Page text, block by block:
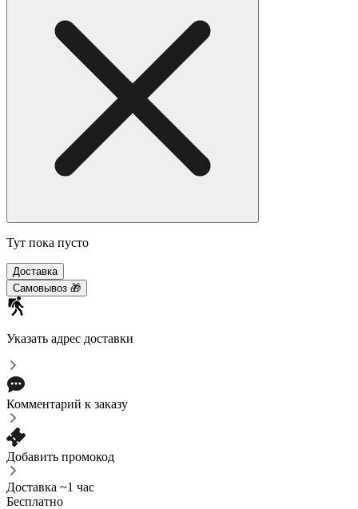
Тут пока пусто
Доставка
Самовывоз 🎁
Указать адрес доставки
Комментарий к заказу
Добавить промокод
Доставка ~1 час
Бесплатно